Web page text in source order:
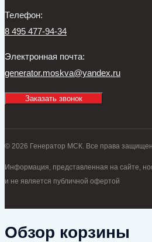
Телефон:
8 495 477-94-34
Электронная почта:
generator.moskva@yandex.ru
Заказать звонок
© 2026 Генератор МСК. Все права
Информация, представленная на сайте,
и не является публичной офертой
Обзор корзины